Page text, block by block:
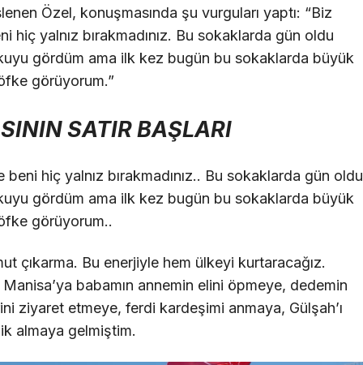
Özel, konuşmasında şu vurguları yaptı: “Biz
hiç yalnız bırakmadınız. Bu sokaklarda gün oldu
gördüm ama ilk kez bugün bu sokaklarda büyük
görüyorum.”
SATIR BAŞLARI
beni hiç yalnız bırakmadınız.. Bu sokaklarda gün oldu
gördüm ama ilk kez bugün bu sokaklarda büyük
görüyorum..
çıkarma. Bu enerjiyle hem ülkeyi kurtaracağız.
babamın annemin elini öpmeye, dedemin
ziyaret etmeye, ferdi kardeşimi anmaya, Gülşah’ı
almaya gelmiştim.